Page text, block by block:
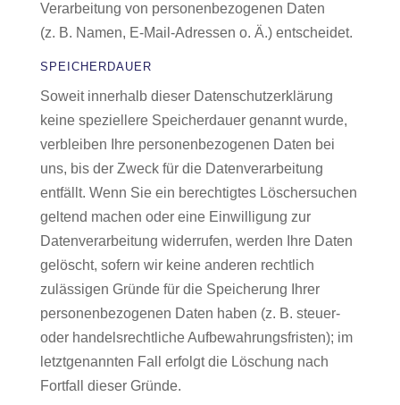
Verarbeitung von personenbezogenen Daten
(z. B. Namen, E-Mail-Adressen o. Ä.) entscheidet.
SPEICHERDAUER
Soweit innerhalb dieser Datenschutzerklärung
keine speziellere Speicherdauer genannt wurde,
verbleiben Ihre personenbezogenen Daten bei
uns, bis der Zweck für die Datenverarbeitung
entfällt. Wenn Sie ein berechtigtes Löschersuchen
geltend machen oder eine Einwilligung zur
Datenverarbeitung widerrufen, werden Ihre Daten
gelöscht, sofern wir keine anderen rechtlich
zulässigen Gründe für die Speicherung Ihrer
personenbezogenen Daten haben (z. B. steuer-
oder handelsrechtliche Aufbewahrungsfristen); im
letztgenannten Fall erfolgt die Löschung nach
Fortfall dieser Gründe.